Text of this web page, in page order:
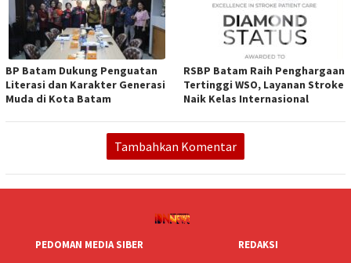
BP Batam Dukung Penguatan
Literasi dan Karakter Generasi
Muda di Kota Batam
RSBP Batam Raih Penghargaan
Tertinggi WSO, Layanan Stroke
Naik Kelas Internasional
Tambahkan Komentar
PEDOMAN MEDIA SIBER
REDAKSI